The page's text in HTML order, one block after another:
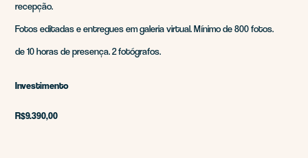
recepção.
Fotos editadas e entregues em galeria virtual. Mínimo de 800 fotos.
de 10 horas de presença. 2 fotógrafos.
Investimento
R$9.390,00